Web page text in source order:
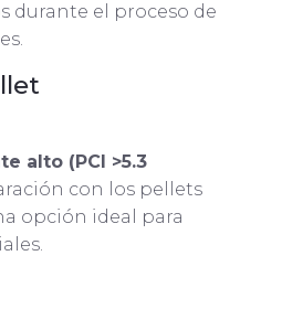
durante el proceso de
alto (PCI >5.3
con los pellets
opción ideal para